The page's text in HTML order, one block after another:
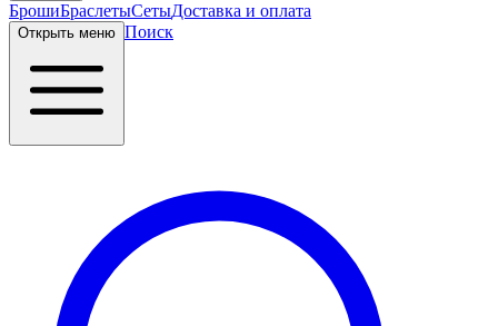
БрошиБраслетыСетыДоставка и оплата
Открыть меню Поиск